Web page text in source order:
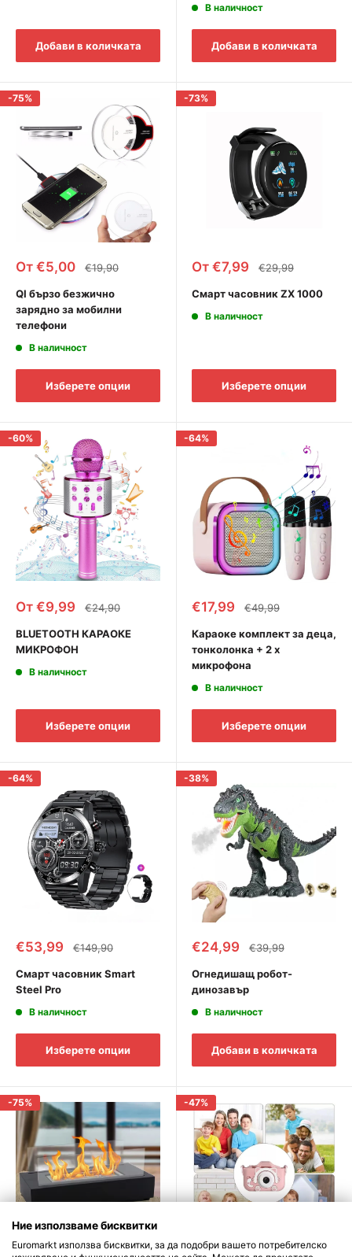
Ние използваме бисквитки
Euromarkt използва бисквитки, за да подобри вашето потребителско
Добави в количката
В наличност
Добави в количката
-75%
Промоционална
От €5,00
Редовна
цена
€19,90
QI бързо безжично
зарядно за мобилни
телефони
В наличност
Изберете опции
-73%
Промоционална
От €7,99
Редовна
цена
€29,99
Смарт часовник ZX 1000
В наличност
Изберете опции
-60%
Промоционална
От €9,99
Редовна
цена
€24,90
BLUETOOTH КАРАОКЕ
МИКРОФОН
В наличност
Изберете опции
-64%
Промоционална
цена
€17,99
Редовна
цена
€49,99
Караоке комплект за деца,
тонколонка + 2 x
микрофона
В наличност
Изберете опции
-64%
Промоционална
цена
€53,99
Редовна
€149,90
Смарт часовник Smart
Steel Pro
В наличност
Изберете опции
-38%
Промоционална
цена
€24,99
Редовна
цена
€39,99
Огнедишащ робот-
динозавър
В наличност
Добави в количката
-75% -47%